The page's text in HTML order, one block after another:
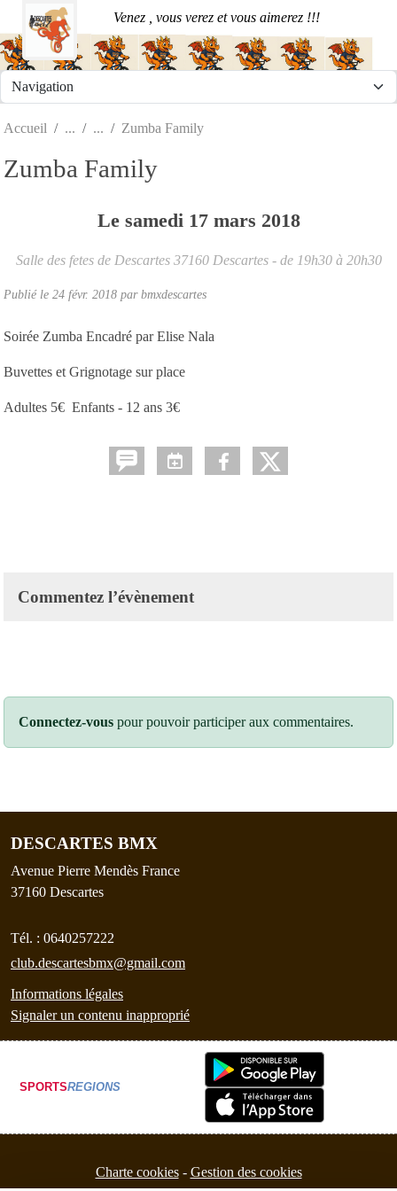
Venez , vous verez et vous aimerez !!!
Accueil Zumba Family
Zumba Family
Le samedi 17 mars 2018
Salle des fetes de Descartes 37160 Descartes - de 19h30 à 20h30
Publié le 24 févr. 2018 parbmxdescartes
Soirée Zumba Encadré par Elise Nala
Buvettes et Grignotage sur place
Adultes 5€ Enfants - 12 ans 3€
Commentez l’évènement
Connectez-vous pour pouvoir participer aux commentaires.
DESCARTES BMX
Avenue Pierre Mendès France
37160 Descartes
Tél. : 0640257222
club.descartesbmx@gmail.com
Informations légales
Signaler un contenu inapproprié
SPORTSREGIONS
Charte cookies Gestion des cookies
Panneau de gestion des cookies